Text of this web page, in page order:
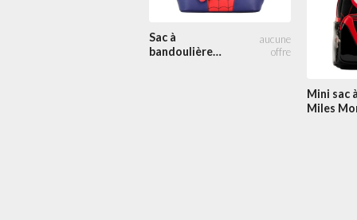
Sac à
bandoulière
Mini sac
Miles